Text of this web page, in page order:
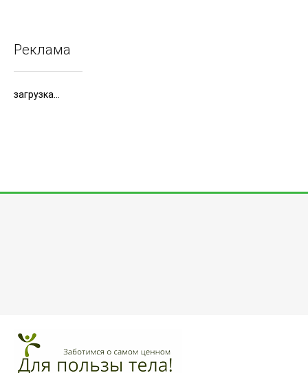
Реклама
загрузка...